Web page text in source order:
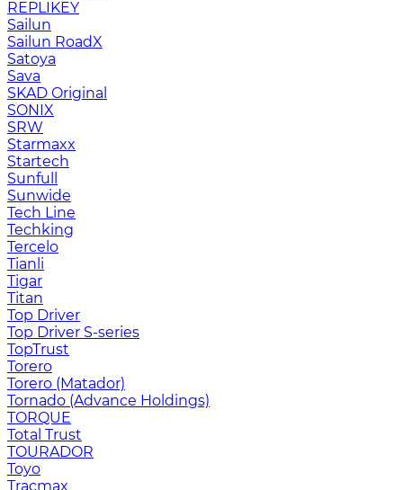
RЕPLIKEY
Sailun
Sailun RoadX
Satoya
Sava
SKAD Original
SONIX
SRW
Starmaxx
Startech
Sunfull
Sunwide
Tech Line
Techking
Tercelo
Tianli
Tigar
Titan
Top Driver
Top Driver S-series
TopTrust
Torero
Torero (Matador)
Tornado (Advance Holdings)
TORQUE
Total Trust
TOURADOR
Toyo
Tracmax